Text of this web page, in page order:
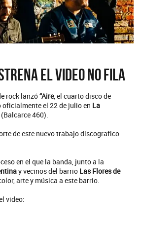
el video No Fila
rock lanzó“Aire, el cuarto disco de
oficialmente el 22 de julio en La
(Balcarce 460).
de este nuevo trabajo discografico
en el que la banda, junto a la
y vecinos del barrio Las Flores de
arte y música a este barrio.
video: